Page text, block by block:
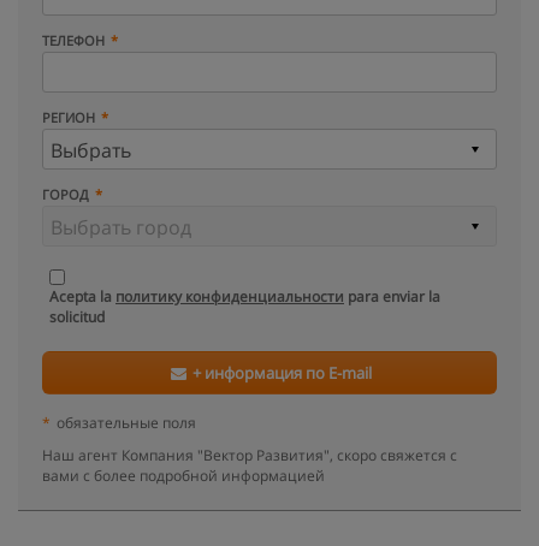
ТЕЛЕФОН
РЕГИОН
ГОРОД
Acepta la политику конфиденциальности para enviar la
solicitud
+ информация по E-mail
* обязательные поля
Наш агент Компания "Вектор Развития", скоро свяжется с
вами с более подробной информацией